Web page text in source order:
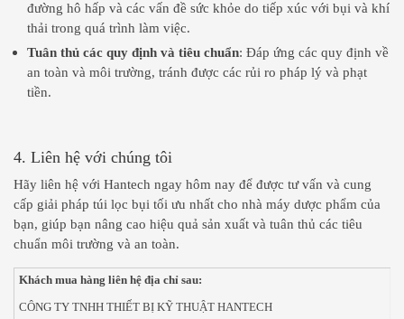
đường hô hấp và các vấn đề sức khỏe do tiếp xúc với bụi và khí
thải trong quá trình làm việc.
Tuân thủ các quy định và tiêu chuẩn: Đáp ứng các quy định về
an toàn và môi trường, tránh được các rủi ro pháp lý và phạt
tiền.
4. Liên hệ với chúng tôi
Hãy liên hệ với Hantech ngay hôm nay để được tư vấn và cung
cấp giải pháp túi lọc bụi tối ưu nhất cho nhà máy dược phẩm của
bạn, giúp bạn nâng cao hiệu quả sản xuất và tuân thủ các tiêu
chuẩn môi trường và an toàn.
Khách mua hàng liên hệ địa chỉ sau:
CÔNG TY TNHH THIẾT BỊ KỸ THUẬT HANTECH